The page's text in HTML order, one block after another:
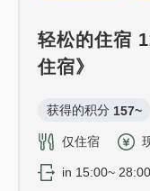
轻松的住宿
住宿》
获得的积分 157~
仅住宿
in 15:00~